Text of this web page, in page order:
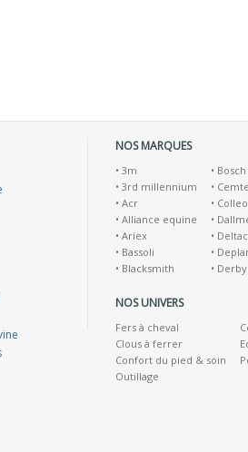
NOS MARQUES
• 3m
• 3rd millennium
• Acr
• Alliance equine
• Ariex
• Bassoli
• Blacksmith
• Bosch
•
•
•
•
•
• Derby
NOS UNIVERS
Fers à cheval
Clous à ferrer
Confort du pied & soin
Outillage